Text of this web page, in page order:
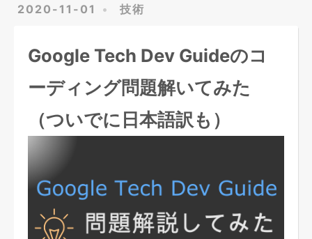
2020-11-01 技術
Google Tech Dev Guideのコ
ーディング問題解いてみた
（ついでに日本語訳も）